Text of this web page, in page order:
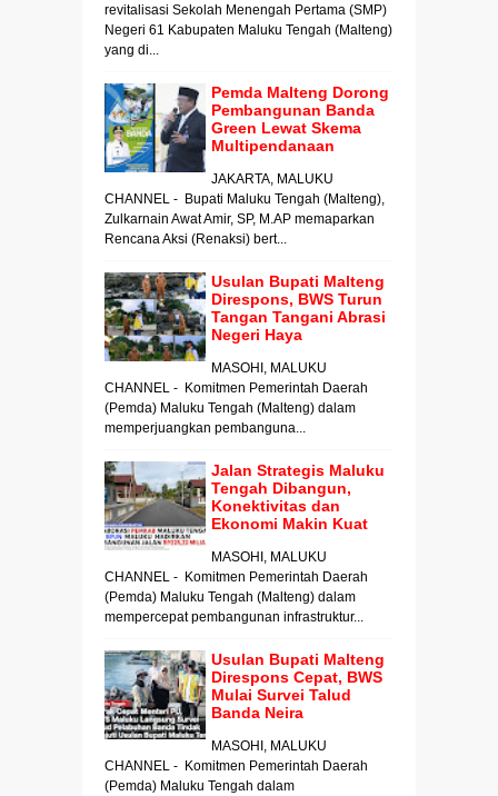
revitalisasi Sekolah Menengah Pertama (SMP)
Negeri 61 Kabupaten Maluku Tengah (Malteng)
yang di...
Pemda Malteng Dorong
Pembangunan Banda
Green Lewat Skema
Multipendanaan
JAKARTA, MALUKU
CHANNEL - Bupati Maluku Tengah (Malteng),
Zulkarnain Awat Amir, SP, M.AP memaparkan
Rencana Aksi (Renaksi) bert...
Usulan Bupati Malteng
Direspons, BWS Turun
Tangan Tangani Abrasi
Negeri Haya
MASOHI, MALUKU
CHANNEL - Komitmen Pemerintah Daerah
(Pemda) Maluku Tengah (Malteng) dalam
memperjuangkan pembanguna...
Jalan Strategis Maluku
Tengah Dibangun,
Konektivitas dan
Ekonomi Makin Kuat
MASOHI, MALUKU
CHANNEL - Komitmen Pemerintah Daerah
(Pemda) Maluku Tengah (Malteng) dalam
mempercepat pembangunan infrastruktur...
Usulan Bupati Malteng
Direspons Cepat, BWS
Mulai Survei Talud
Banda Neira
MASOHI, MALUKU
CHANNEL - Komitmen Pemerintah Daerah
(Pemda) Maluku Tengah dalam